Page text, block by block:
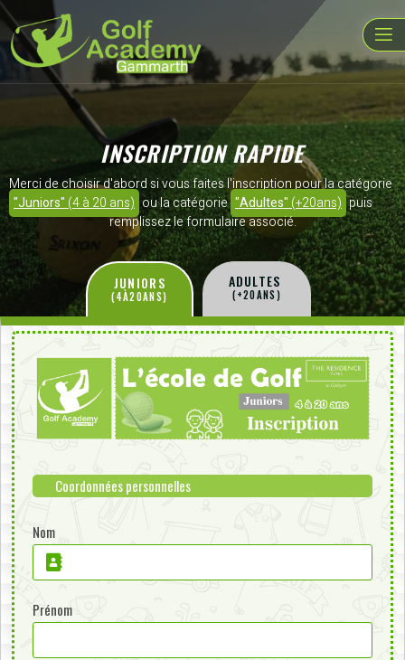
INSCRIPTION RAPIDE
Merci de choisir d'abord si vous faites l'inscription pour la catégorie
"Juniors" (4 à 20 ans) ou la catégorie "Adultes" (+20ans) puis
remplissez le formulaire associé.
JUNIORS
(4À20ANS)
ADULTES
(+20ANS)
Coordonnées personnelles
Nom
Prénom